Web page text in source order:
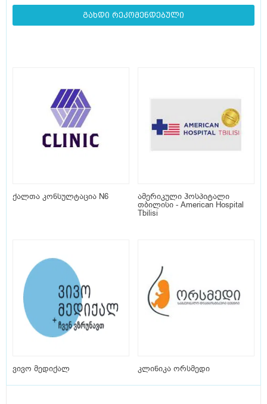
გახდი რეკომენდებული
ქალთა კონსულტაცია N6
ამერიკული ჰოსპიტალი
თბილისი - American Hospital
Tbilisi
ვივო მედიქალ კლინიკა ორსმედი